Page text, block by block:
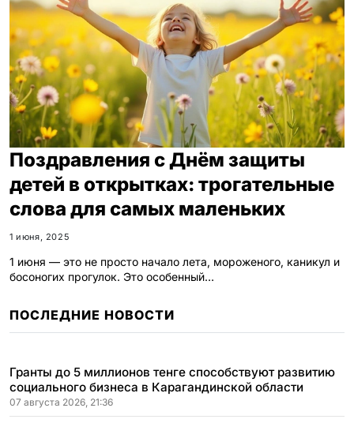
Поздравления с Днём защиты
детей в открытках: трогательные
слова для самых маленьких
1 июня, 2025
1 июня — это не просто начало лета, мороженого, каникул и
босоногих прогулок. Это особенный…
ПОСЛЕДНИЕ НОВОСТИ
Гранты до 5 миллионов тенге способствуют развитию
социального бизнеса в Карагандинской области
07 августа 2026, 21:36